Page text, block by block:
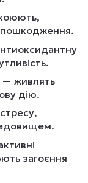
— живлять
дію.
загоєння